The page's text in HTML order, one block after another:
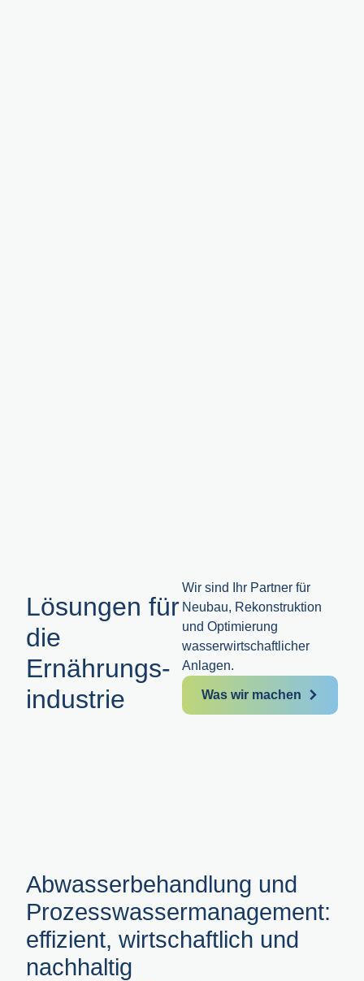
Lösungen für
die
Ernährungs­
industrie
Wir sind Ihr Partner für
Neubau, Rekonstruktion
und Optimierung
wasserwirt­schaftlicher
Anlagen.
Was wir machen
Abwasser­behandlung und
Prozesswasser­management:
effizient, wirtschaftlich und
nachhaltig